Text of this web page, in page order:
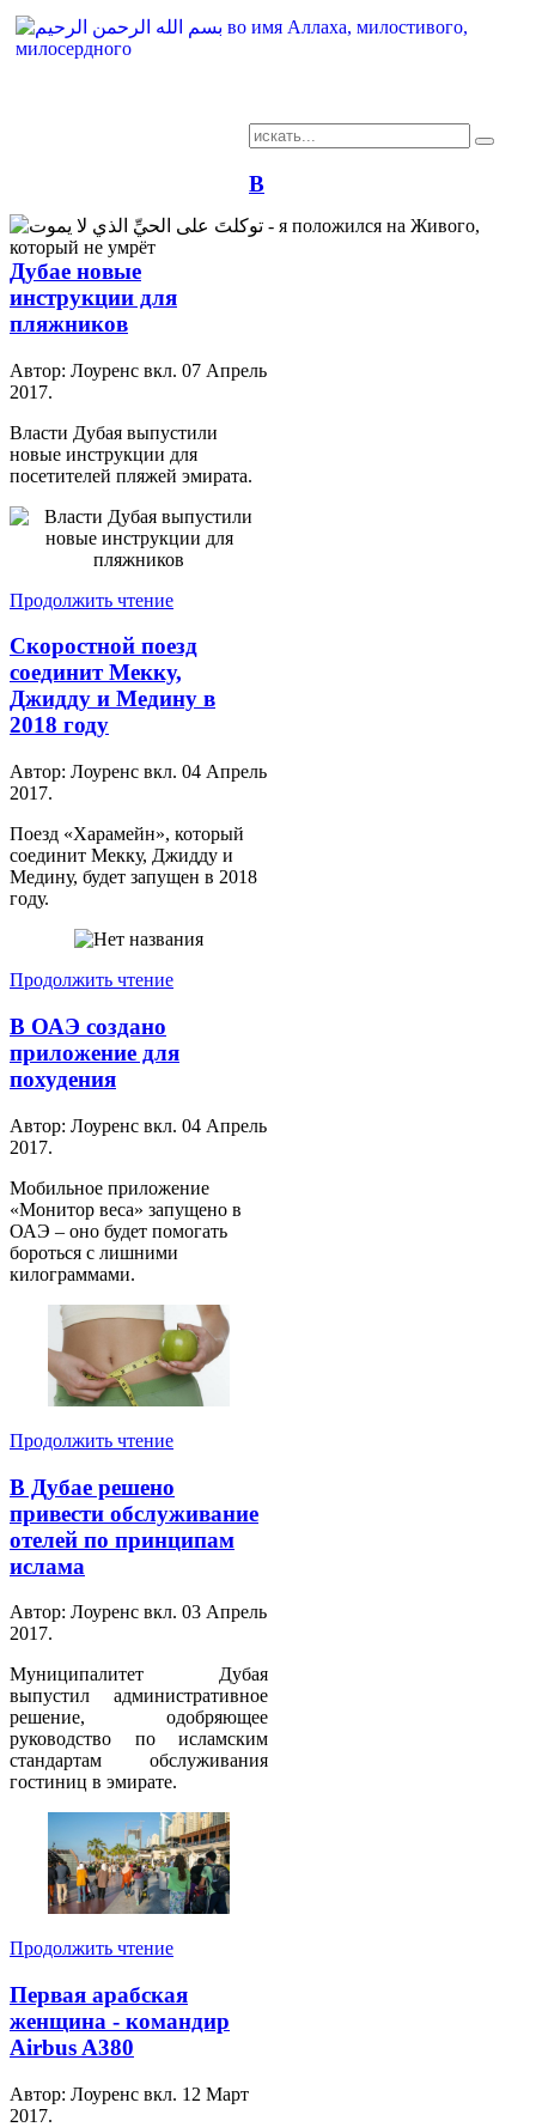
В
Дубае новые
инструкции для
пляжников
Автор: Лоуренс вкл. 07 Апрель
2017.
Власти Дубая выпустили
новые инструкции для
посетителей пляжей эмирата.
Продолжить чтение
Скоростной поезд
соединит Мекку,
Джидду и Медину в
2018 году
Автор: Лоуренс вкл. 04 Апрель
2017.
Поезд «Харамейн», который
соединит Мекку, Джидду и
Медину, будет запущен в 2018
году.
Продолжить чтение
В ОАЭ создано
приложение для
похудения
Автор: Лоуренс вкл. 04 Апрель
2017.
Мобильное приложение
«Монитор веса» запущено в
ОАЭ – оно будет помогать
бороться с лишними
килограммами.
Продолжить чтение
В Дубае решено
привести обслуживание
отелей по принципам
ислама
Автор: Лоуренс вкл. 03 Апрель
2017.
Муниципалитет Дубая
выпустил административное
решение, одобряющее
руководство по исламским
стандартам обслуживания
гостиниц в эмирате.
Продолжить чтение
Первая арабская
женщина - командир
Airbus A380
Автор: Лоуренс вкл. 12 Март
2017.